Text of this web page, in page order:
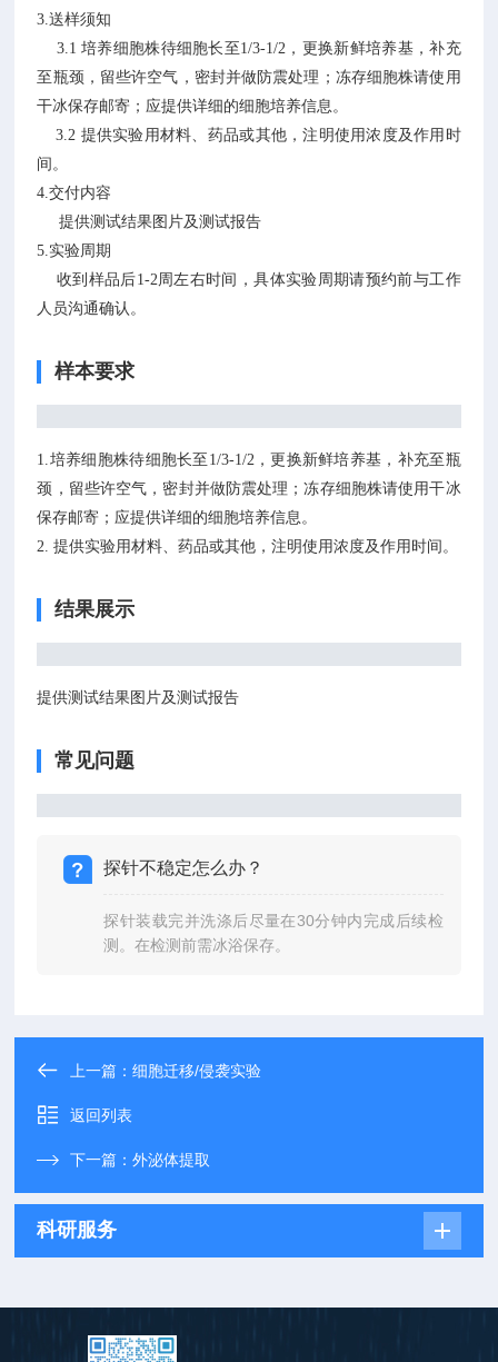
3.送样须知
3.1 培养细胞株待细胞长至1/3-1/2，更换新鲜培养基，补充
至瓶颈，留些许空气，密封并做防震处理；冻存细胞株请使用
干冰保存邮寄；应提供详细的细胞培养信息。
3.2 提供实验用材料、药品或其他，注明使用浓度及作用时
间。
4.交付内容
提供测试结果图片及测试报告
5.实验周期
收到样品后1-2周左右时间，具体实验周期请预约前与工作
人员沟通确认。
样本要求
1.培养细胞株待细胞长至1/3-1/2，更换新鲜培养基，补充至瓶
颈，留些许空气，密封并做防震处理；冻存细胞株请使用干冰
保存邮寄；应提供详细的细胞培养信息。
2. 提供实验用材料、药品或其他，注明使用浓度及作用时间。
结果展示
提供测试结果图片及测试报告
常见问题
探针不稳定怎么办？
探针装载完并洗涤后尽量在30分钟内完成后续检
测。在检测前需冰浴保存。
上一篇：细胞迁移/侵袭实验
返回列表
下一篇：外泌体提取
科研服务